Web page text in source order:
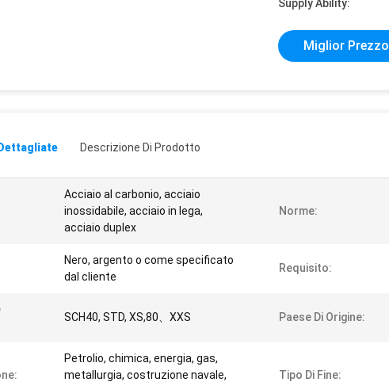
Supply Ability:
Miglior Prezzo
Descrizione Di Prodotto
Acciaio al carbonio, acciaio
inossidabile, acciaio in lega,
acciaio duplex
Norme:
Nero, argento o come specificato
dal cliente
Requisito:
SCH40, STD, XS,80、XXS Paese Di Origine:
Petrolio, chimica, energia, gas,
metallurgia, costruzione navale,
Tipo Di Fine: